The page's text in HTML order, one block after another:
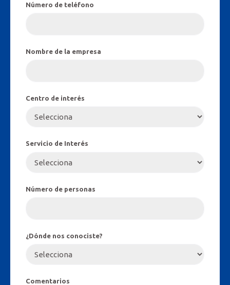
Número de teléfono
Nombre de la empresa
Centro de interés
Servicio de Interés
Número de personas
¿Dónde nos conociste?
Comentarios